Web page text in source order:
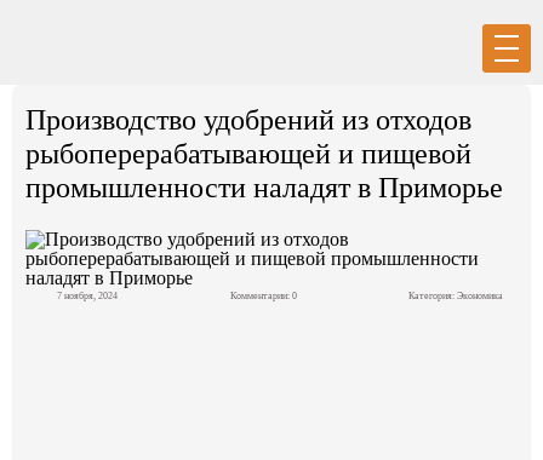
Политика
Производство удобрений из отходов
рыбоперерабатывающей и пищевой
промышленности наладят в Приморье
7 ноября, 2024 Комментарии: 0 Категория: Экономика